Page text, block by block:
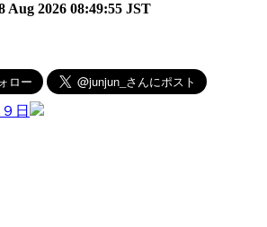
Aug 2026 08:49:55 JST
日